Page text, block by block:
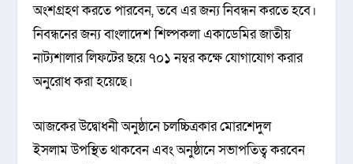
অংশগ্রহণ করতে পারবেন, তবে এর জন্য নিবন্ধন করতে হবে।
নিবন্ধনের জন্য বাংলাদেশ শিল্পকলা একাডেমির জাতীয়
নাট্যশালার লিফটের ছয়ে ৭০১ নম্বর কক্ষে যোগাযোগ করার
অনুরোধ করা হয়েছে।
আজকের উদ্বোধনী অনুষ্ঠানে চলচ্চিত্রকার মোরশেদুল
ইসলাম উপস্থিত থাকবেন এবং অনুষ্ঠানে সভাপতিত্ব করবেন